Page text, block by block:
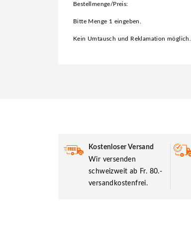
Bestellmenge/Preis:
Bitte Menge 1 eingeben.
Kein Umtausch und Reklamation möglich.
Kostenloser Versand
Wir versenden
schweizweit ab Fr. 80.-
versandkostenfrei.